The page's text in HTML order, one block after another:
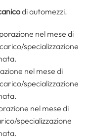
di automezzi.
nel mese di
specializzazione
nel mese di
specializzazione
nel mese di
specializzazione